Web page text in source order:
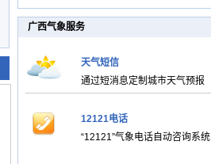
广西气象服务
天气短信
通过短消息定制城市天气预报
12121电话
“12121”气象电话自动咨询系统